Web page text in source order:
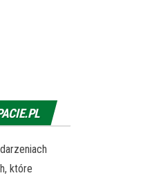
które